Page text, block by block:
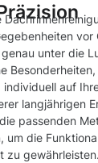
vor
unter die
auf
langjährigen
passenden
um die
zu